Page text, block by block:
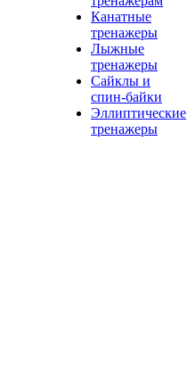
Канатные
тренажеры
Лыжные
тренажеры
Сайклы и
спин-байки
Эллиптические
тренажеры